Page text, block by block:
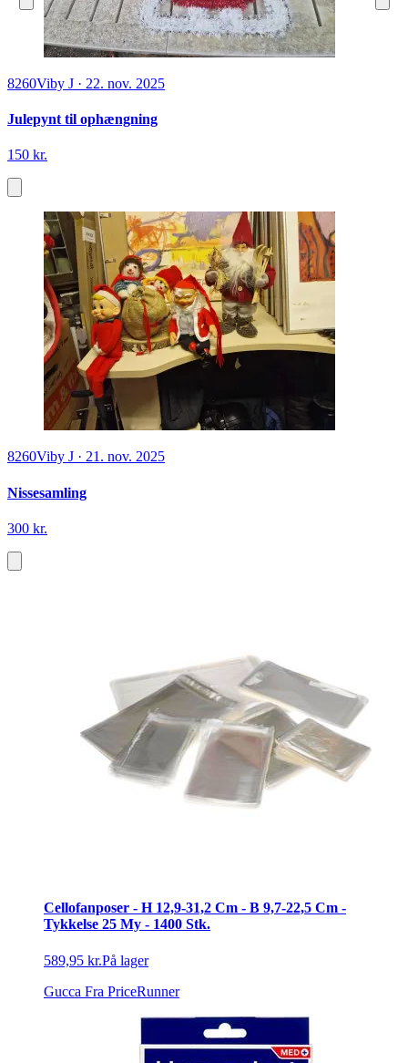
8260Viby J · 22. nov. 2025
Julepynt til ophængning
150 kr.
8260Viby J · 21. nov. 2025
Nissesamling
300 kr.
Cellofanposer - H 12,9-31,2 Cm - B 9,7-22,5 Cm -
Tykkelse 25 My - 1400 Stk.
589,95 kr.På lager
Gucca Fra PriceRunner